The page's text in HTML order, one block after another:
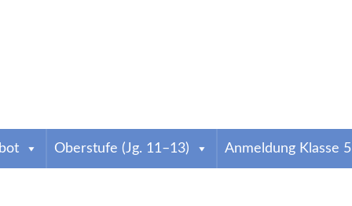
Oberstufe (Jg. 11–13) Anmeldung Klasse 5